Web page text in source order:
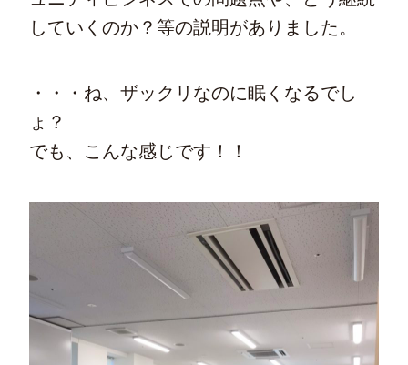
していくのか？等の説明がありました。
・・・ね、ザックリなのに眠くなるでし
ょ？
でも、こんな感じです！！